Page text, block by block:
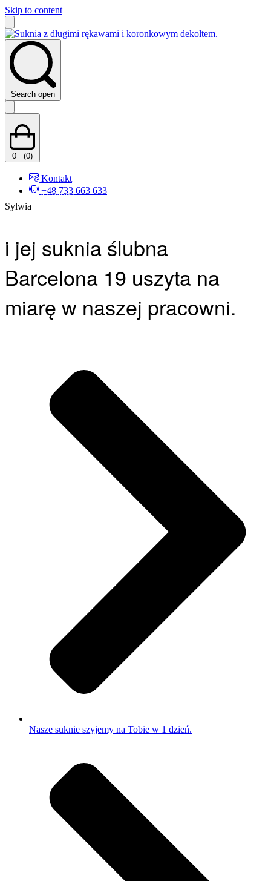
Skip to content
Search open
0 (0)
Kontakt
+48 733 663 633
Wszystkie klientki
Sylwia
i jej suknia ślubna
Barcelona 19 uszyta na
miarę w naszej pracowni.
Nasze suknie szyjemy na Tobie w 1 dzień.